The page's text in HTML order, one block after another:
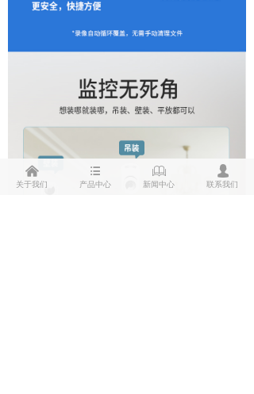
낀
关于我们
뀑
产品中心
ꁡ
新闻中心
넙
联系我们